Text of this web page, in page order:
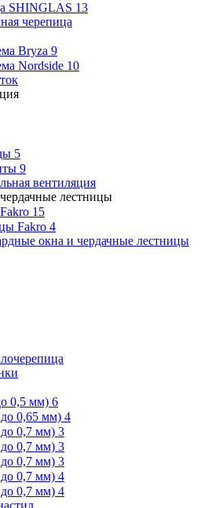
SHINGLAS 13
черепица
Bryza 9
Nordside 10
5
9
вентиляция
лестницы
15
Fakro 4
окна и чердачные лестницы
0,5 мм) 6
0,65 мм) 4
0,7 мм) 3
0,7 мм) 3
0,7 мм) 3
0,7 мм) 4
0,7 мм) 4